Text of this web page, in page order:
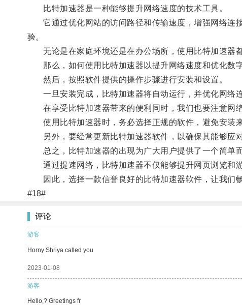
比特加速器是一种能够提升网络速度的技术工具。
它通过优化网站的访问路径和传输速度，增强网络连
验。
无论是在家庭环境还是在办公场所，使用比特加速器都
那么，如何使用比特加速器以提升网络速度和优化数字
然后，按照软件提供的操作步骤进行安装和设置。
一旦安装完成，比特加速器将自动运行，并优化网络连
在享受比特加速器带来的便利同时，我们也要注意网络
使用比特加速器时，务必选择正规的软件，避免安装来
另外，要经常更新比特加速器软件，以确保其能够应对
总之，比特加速器的出现为广大用户提供了一个简单而
通过提速网络，比特加速器不仅能够提升网页浏览和游
因此，选择一款信誉良好的比特加速器软件，让我们畅
#18#
评论
游客
Horny Shriya called you
2023-01-08
游客
Hello,? Greetings fr